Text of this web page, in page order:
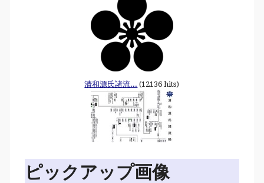
清和源氏諸流... (12136 hits)
ピックアップ画像